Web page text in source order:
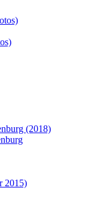
(2018)
2015)